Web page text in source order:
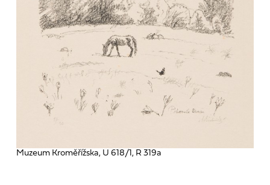
Muzeum Kroměřížska, U 618/1, R 319a